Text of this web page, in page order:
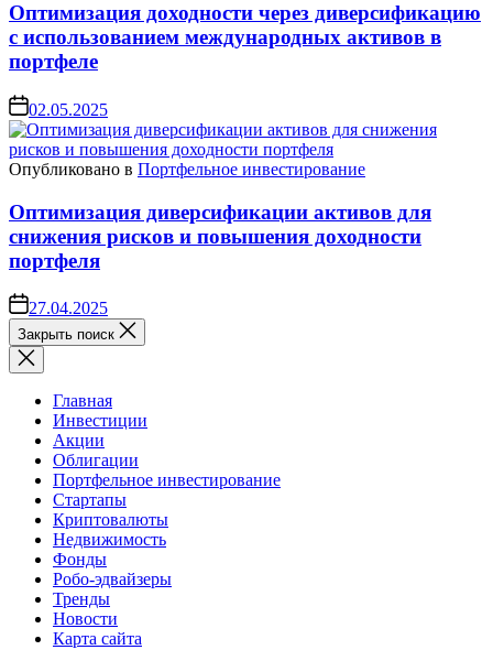
Оптимизация доходности через диверсификацию
с использованием международных активов в
портфеле
02.05.2025
Опубликовано в Портфельное инвестирование
Оптимизация диверсификации активов для
снижения рисков и повышения доходности
портфеля
27.04.2025
Закрыть поиск
Главная
Инвестиции
Акции
Облигации
Портфельное инвестирование
Стартапы
Криптовалюты
Недвижимость
Фонды
Робо-эдвайзеры
Тренды
Новости
Карта сайта